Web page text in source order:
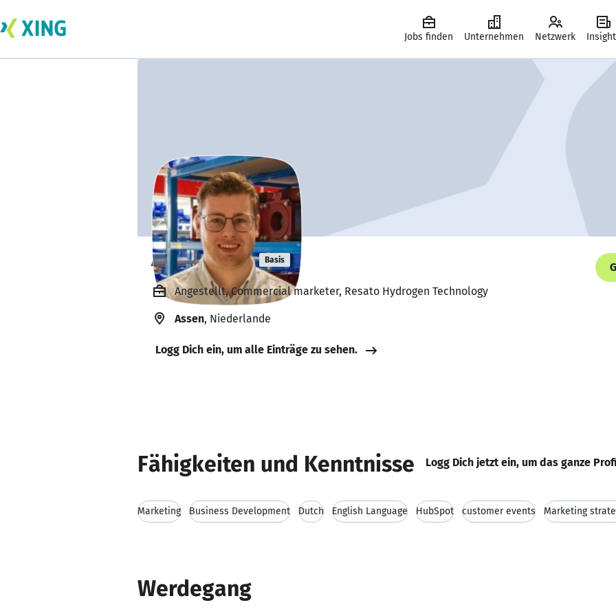
Jobs finden Unternehmen Netzwerk
Auke Sikma Basis
Angestellt, Commercial marketer, Resato Hydrogen Technology
Assen, Niederlande
Logg Dich ein, um alle Einträge zu sehen.
Fähigkeiten und Kenntnisse Logg Dich jetzt ein, um das ganze
Marketing Business Development Dutch English Language HubSpot customer events Marketing
Werdegang